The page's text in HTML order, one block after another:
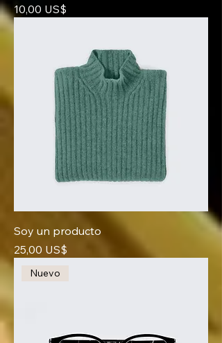
Precio
10,00 US$
Soy un producto
Precio
25,00 US$
Nuevo